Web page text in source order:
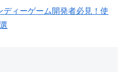
ディーゲーム開発者必見！使